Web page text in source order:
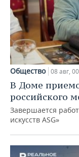
Общество 08 авг,
В Доме
российского
Завершается
искусств ASG»